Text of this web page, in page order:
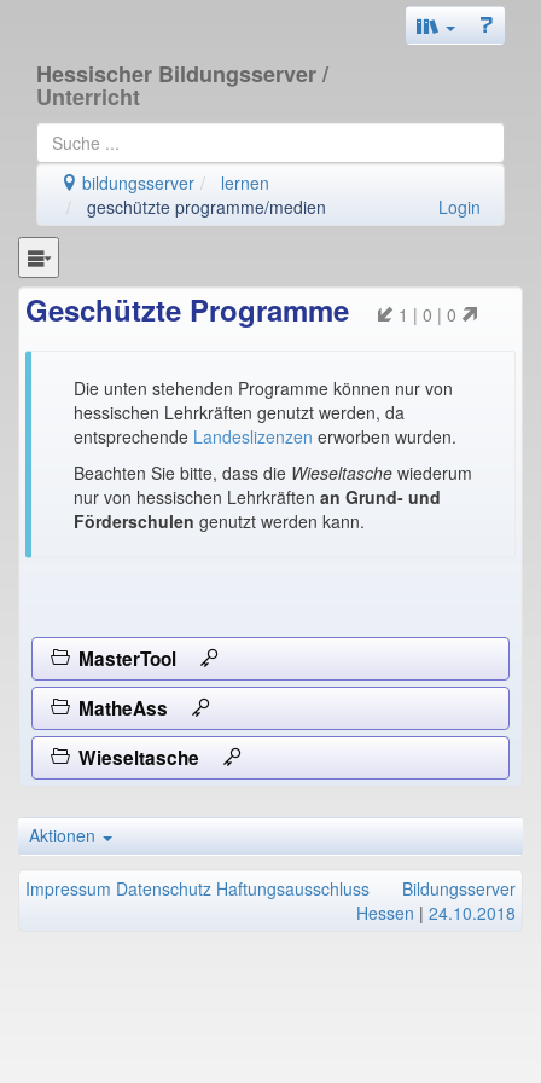
Hessischer Bildungsserver/
Unterricht
bildungsserver
lernen
geschützte programme/medien
Login
Geschützte Programme 1 | 0 | 0
Die unten stehenden Programme können nur von
hessischen Lehrkräften genutzt werden, da
entsprechende Landeslizenzen erworben wurden.
Beachten Sie bitte, dass die Wieseltasche wiederum
nur von hessischen Lehrkräften an Grund- und
Förderschulen genutzt werden kann.
MasterTool
MatheAss
Wieseltasche
Aktionen
Impressum Datenschutz Haftungsausschluss
Bildungsserver
Hessen | 24.10.2018